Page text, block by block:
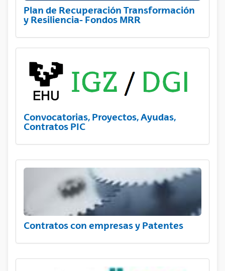
Plan de Recuperación Transformación
y Resiliencia- Fondos MRR
Convocatorias, Proyectos, Ayudas,
Contratos PIC
Contratos con empresas y Patentes